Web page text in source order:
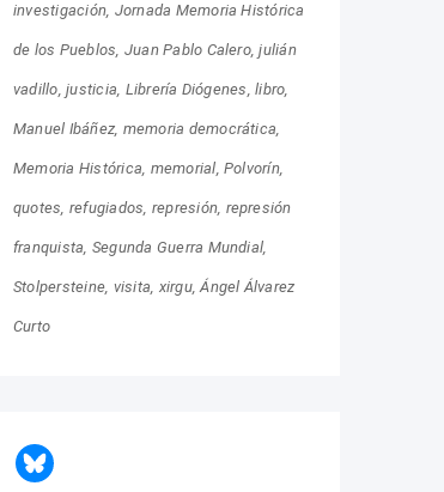
investigación Jornada Memoria Histórica
de los Pueblos Juan Pablo Calero julián
vadillo justicia Librería Diógenes libro
Manuel Ibáñez memoria democrática
Memoria Histórica memorial Polvorín
quotes refugiados represión represión
franquista Segunda Guerra Mundial
Stolpersteine visita xirgu Ángel Álvarez
Curto